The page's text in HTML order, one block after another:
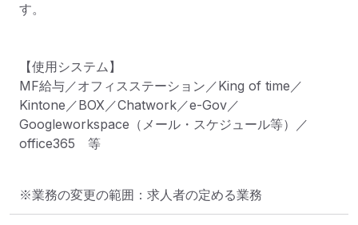
す。
【使用システム】
MF給与／オフィスステーション／King of time／
Kintone／BOX／Chatwork／e-Gov／
Googleworkspace（メール・スケジュール等）／
office365　等
※業務の変更の範囲：求人者の定める業務